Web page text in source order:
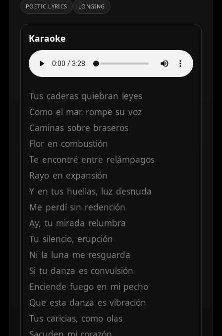
POETIC LYRICS LONGING
Karaoke
Tus caderas quiebran leyes
Como el mar rompe su voz
Caminas sobre braseros
Flor en combustión
Te encontré entre relámpagos
Rayo en expansión
Y en tus huellas, luz desnuda
Me perdí sin redención
Ay, tu mirada relumbra
Tu silencio, erupción
Ni la luna me resguarda
Si tu danza es convulsión
Enciende fuego en mi pecho
Que esta danza es vibración
Tus caricias, como olas